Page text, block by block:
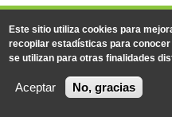
© 2019-2026 -
AYUDA CONTACTO
Powered
Este sitio utiliza cookies para
recopilar estadísticas para
se utilizan para otras finalidades
Aceptar No, gracias